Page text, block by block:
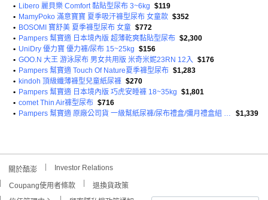
• Libero 麗貝樂 Comfort 黏貼型尿布 3~6kg $119
• MamyPoko 滿意寶寶 夏季吸汗褲型尿布 女童款 $352
• BOSOMI 寶舒美 夏季褲型尿布 女童 $772
• Pampers 幫寶適 日本境內版 超薄乾爽黏貼型尿布 $2,300
• UniDry 優力寶 優力褲/尿布 15~25kg $156
• GOO.N 大王 游泳尿布 男女共用版 米奇米妮23RN 12入
$176
• Pampers 幫寶適 Touch Of Nature夏季褲型尿布 $1,283
• kindoh 頂級纖薄褲型兒童紙尿褲 $270
• Pampers 幫寶適 日本境內版 巧虎安睡褲 18~35kg $1,801
• comet Thin Air褲型尿布 $716
•
$1,339
關於酷澎 Investor Relations
Coupang使用者條款
退換貨政策